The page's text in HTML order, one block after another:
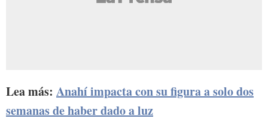
Lea más: Anahí impacta con su figura a solo dos
semanas de haber dado a luz